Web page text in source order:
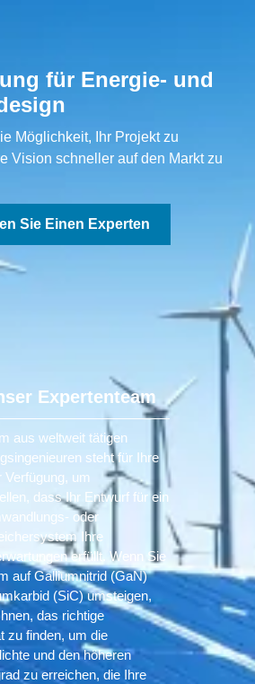
für Energie- und
Möglichkeit, Ihr Projekt zu
Vision schneller auf den Markt zu
Sie Einen Experten
Expertenteam
aus weltweit tätigen
steht für Ihre
Verfügung, um
dass Ihr Entwurf für ein
oder
Ihre
erfüllt. Wenn Sie
auf Galliumnitrid (GaN)
(SiC) umsteigen,
das richtige
zu finden, um die
und den höheren
zu erreichen, die Ihre